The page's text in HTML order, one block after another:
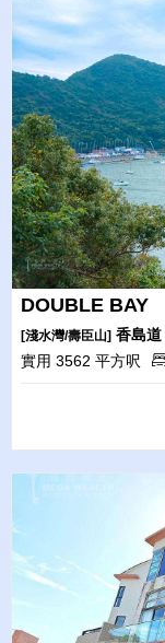
DOUBLE BAY
[淺水灣/壽臣山] 香島道
實用 3562 平方呎